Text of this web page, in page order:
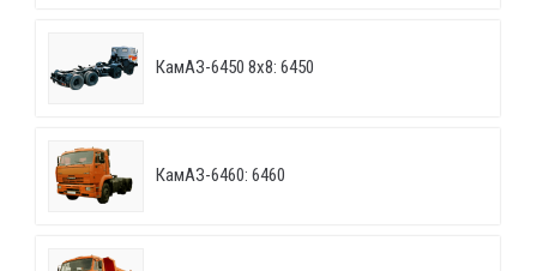
КамАЗ-6450 8х8: 6450
КамАЗ-6460: 6460